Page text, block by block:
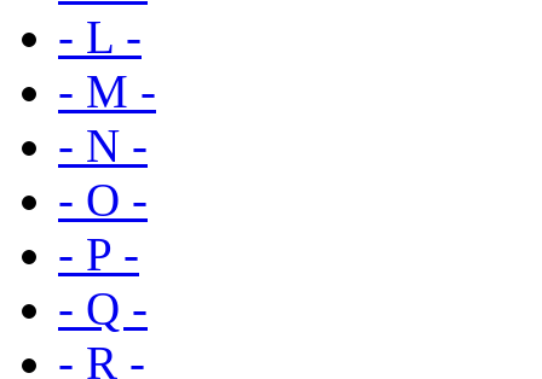
- L -
- M -
- N -
- O -
- P -
- Q -
- R -